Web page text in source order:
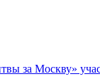
за Москву»